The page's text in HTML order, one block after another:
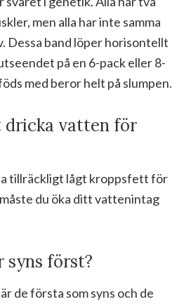
men alla har inte samma
Dessa band löper horisontellt
på en 6-pack eller 8-
med beror helt på slumpen.
dricka vatten för
tillräckligt lågt kroppsfett för
du öka ditt vattenintag
syns först?
de första som syns och de